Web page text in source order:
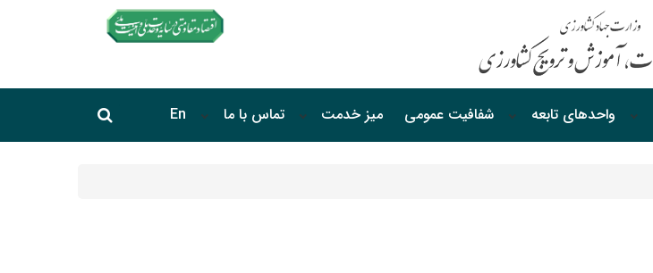
واحدهای‌ تابعه شفافیت‌ عمومی میز خدمت تماس با ما En جستجو